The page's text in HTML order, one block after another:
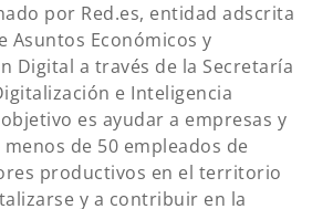
por Red.es, entidad adscrita
Asuntos Económicos y
Digital a través de la Secretaría
e Inteligencia
es ayudar a empresas y
de 50 empleados de
productivos en el territorio
y a contribuir en la